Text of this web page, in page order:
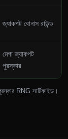
জ্যাকপট বোনাস রাউন্ড
মেগা জ্যাকপট
পুরস্কার
RNG সার্টিফাইড।